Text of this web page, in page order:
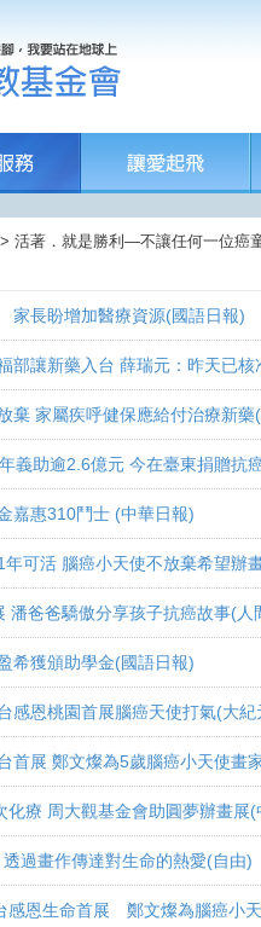
活著．就是勝利—不讓任何一位癌
長盼增加醫療資源(國語日報)
部讓新藥入台 薛瑞元：昨天已
棄 家屬疾呼健保應給付治療新藥
義助逾2.6億元 今在臺東捐贈抗
嘉惠310鬥士 (中華日報)
可活 腦癌小天使不放棄希望辦
潘爸爸驕傲分享孩子抗癌故事(人
獲頒助學金(國語日報)
感恩桃園首展腦癌天使打氣(大紀
首展 鄭文燦為5歲腦癌小天使畫
療 周大觀基金會助圓夢辦畫展
過畫作傳達對生命的熱愛(自由)
感恩生命首展 鄭文燦為腦癌小